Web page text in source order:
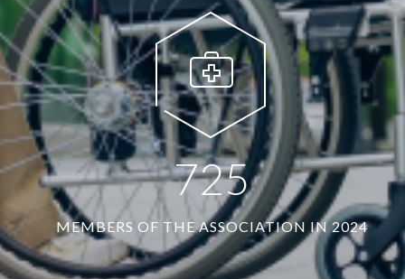
725
MEMBERS OF THE ASSOCIATION IN 2024